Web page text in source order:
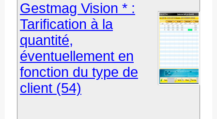
Gestmag Vision * :
Tarification à la
quantité,
éventuellement en
fonction du type de
client (54)